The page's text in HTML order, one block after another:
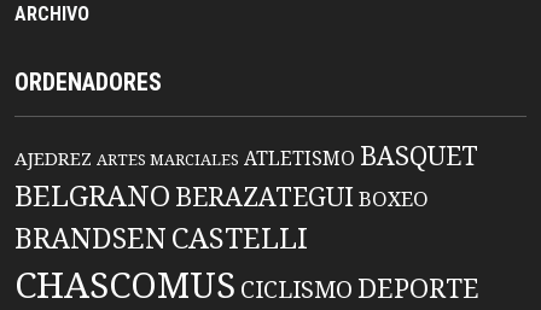
ARCHIVO
ORDENADORES
AJEDREZ ARTES MARCIALES ATLETISMO BASQUET
BELGRANO BERAZATEGUIBOXEO
BRANDSENCASTELLI
CHASCOMUS CICLISMO DEPORTE